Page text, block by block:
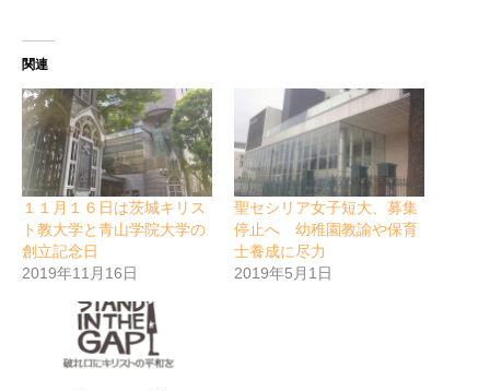
関連
１１月１６日は茨城キリス
ト教大学と青山学院大学の
創立記念日
2019年11月16日
聖セシリア女子短大、募集
停止へ 幼稚園教諭や保育
士養成に尽力
2019年5月1日